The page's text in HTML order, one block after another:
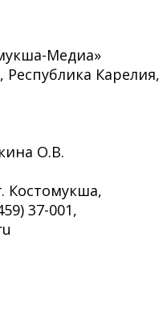
Медиа»
Республика Карелия,
О.В.
Костомукша,
37-001,